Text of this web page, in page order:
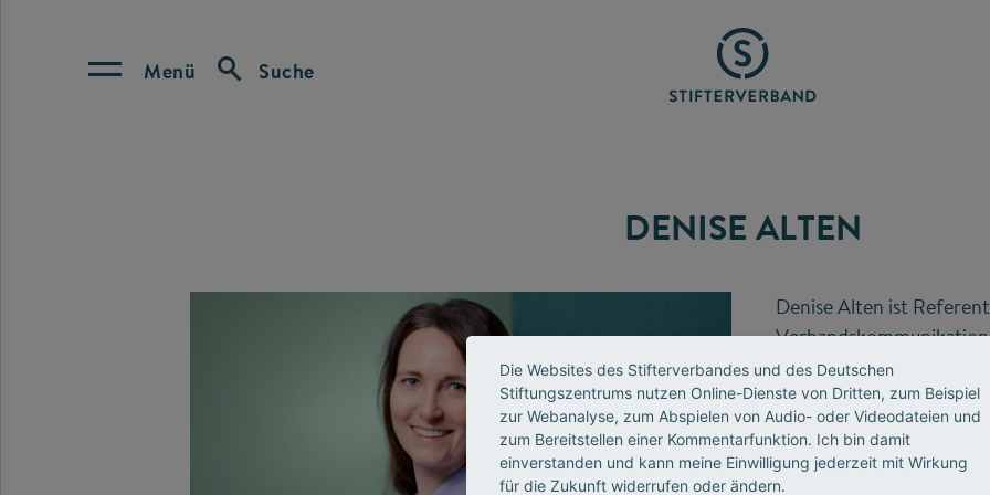
Menü Suche
DENISE ALTEN
Denise Alten ist
T 030 322982-552
E-Mail senden
Die Websites des Stifterverbandes und des Deutschen
Stiftungszentrums nutzen Online-Dienste von Dritten, zum Beispiel
zur Webanalyse, zum Abspielen von Audio- oder Videodateien und
zum Bereitstellen einer Kommentarfunktion. Ich bin damit
einverstanden und kann meine Einwilligung jederzeit mit Wirkung
für die Zukunft widerrufen oder ändern.